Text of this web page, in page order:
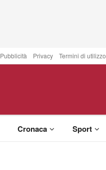
Pubblicità Privacy Termini di utilizzo
Cronaca Sport